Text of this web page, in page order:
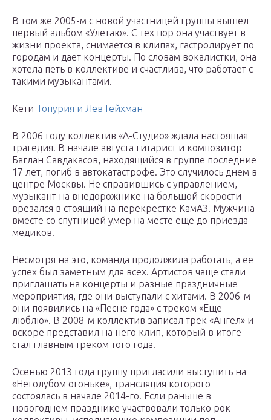
В том же 2005-м с новой участницей группы вышел
первый альбом «Улетаю». С тех пор она участвует в
жизни проекта, снимается в клипах, гастролирует по
городам и дает концерты. По словам вокалистки, она
хотела петь в коллективе и счастлива, что работает с
такими музыкантами.
Кети Топурия и Лев Гейхман
В 2006 году коллектив «А-Студио» ждала настоящая
трагедия. В начале августа гитарист и композитор
Баглан Савдакасов, находящийся в группе последние
17 лет, погиб в автокатастрофе. Это случилось днем в
центре Москвы. Не справившись с управлением,
музыкант на внедорожнике на большой скорости
врезался в стоящий на перекрестке КамАЗ. Мужчина
вместе со спутницей умер на месте еще до приезда
медиков.
Несмотря на это, команда продолжила работать, а ее
успех был заметным для всех. Артистов чаще стали
приглашать на концерты и разные праздничные
мероприятия, где они выступали с хитами. В 2006-м
они появились на «Песне года» с треком «Еще
люблю». В 2008-м коллектив записал трек «Ангел» и
вскоре представил на него клип, который в итоге
стал главным треком того года.
Осенью 2013 года группу пригласили выступить на
«Неголубом огоньке», трансляция которого
состоялась в начале 2014-го. Если раньше в
новогоднем празднике участвовали только рок-